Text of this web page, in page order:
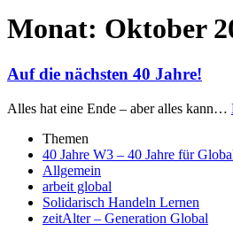
Monat: Oktober
Auf die nächsten 40 Jahre!
Alles hat eine Ende – aber alles kann…
Themen
40 Jahre W3 – 40 Jahre für
Allgemein
arbeit global
Solidarisch Handeln Lernen
zeitAlter – Generation Global